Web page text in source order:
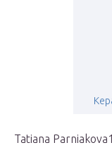
Tatiana Parniakova1